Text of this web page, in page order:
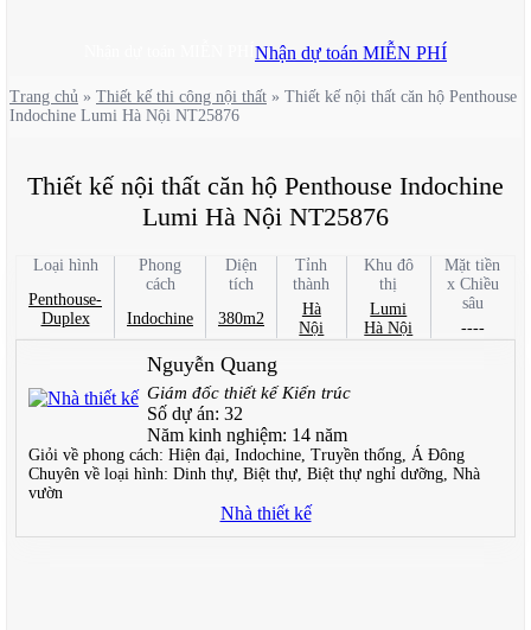
Nhận dự toán MIỄN PHÍ
Trang chủ » Thiết kế thi công nội thất » Thiết kế nội thất căn hộ Penthouse
Indochine Lumi Hà Nội NT25876
Thiết kế nội thất căn hộ Penthouse Indochine
Lumi Hà Nội NT25876
Loại hình
Penthouse-
Duplex
Phong
cách
Indochine
Diện
tích
380m2
Tỉnh
thành
Hà
Nội
Khu đô
thị
Lumi
Hà Nội
Mặt tiền
x Chiều
sâu
----
Nguyễn Quang
Giám đốc thiết kế Kiến trúc
Số dự án: 32
Năm kinh nghiệm: 14 năm
Giỏi về phong cách: Hiện đại, Indochine, Truyền thống, Á Đông
Chuyên về loại hình: Dinh thự, Biệt thự, Biệt thự nghỉ dưỡng, Nhà
vườn
Nhà thiết kế